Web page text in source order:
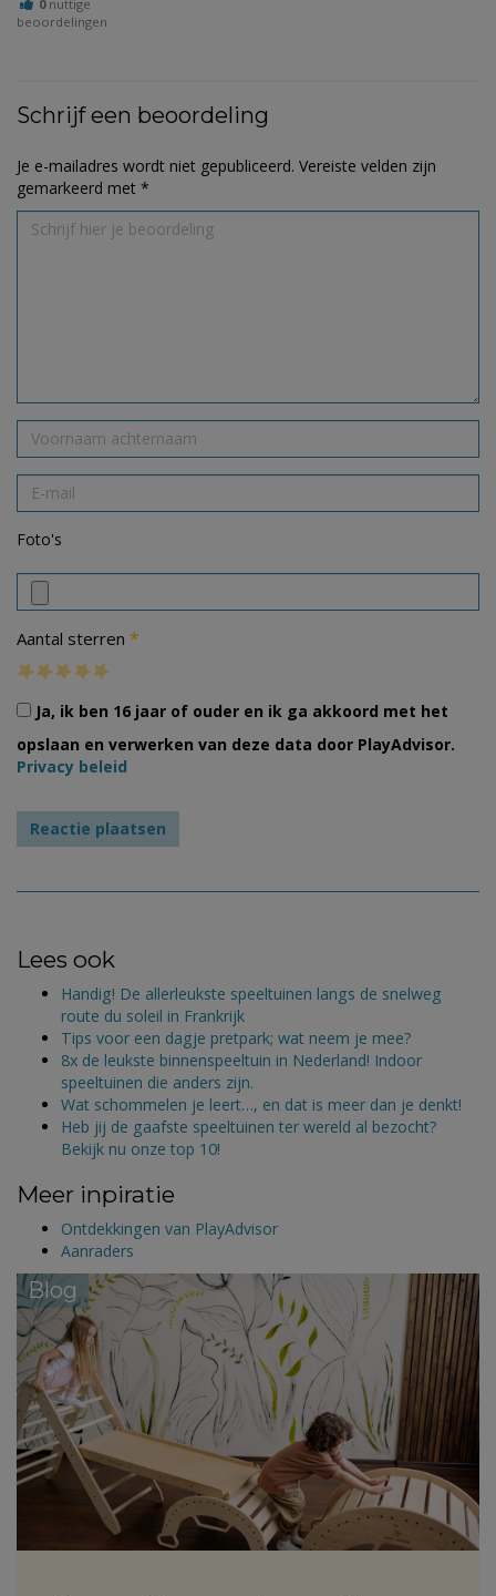
0nuttige
beoordelingen
Schrijf een beoordeling
Je e-mailadres wordt niet gepubliceerd. Vereiste velden zijn
gemarkeerd met *
Foto's
Aantal sterren *
Ja, ik ben 16 jaar of ouder en ik ga akkoord met het
opslaan en verwerken van deze data door PlayAdvisor.
Privacy beleid
Lees ook
Handig! De allerleukste speeltuinen langs de snelweg
route du soleil in Frankrijk
Tips voor een dagje pretpark; wat neem je mee?
8x de leukste binnenspeeltuin in Nederland! Indoor
speeltuinen die anders zijn.
Wat schommelen je leert…, en dat is meer dan je denkt!
Heb jij de gaafste speeltuinen ter wereld al bezocht?
Bekijk nu onze top 10!
Meer inpiratie
Ontdekkingen van PlayAdvisor
Aanraders
Blog